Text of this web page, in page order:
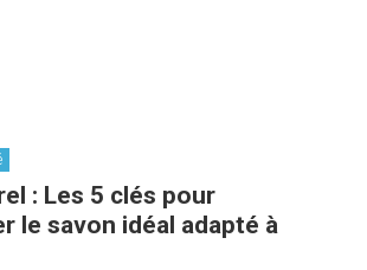
: Les 5 clés pour
le savon idéal adapté à